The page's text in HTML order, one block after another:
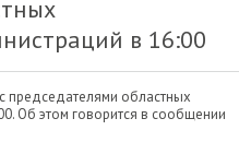
в 16:00
председателями областных
Об этом говорится в сообщении